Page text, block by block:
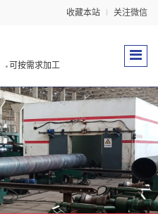
收藏本站 关注微信
可按需求加工